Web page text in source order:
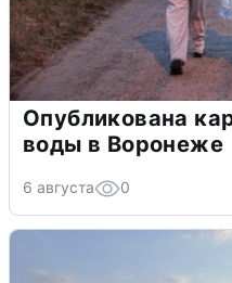
Опубликована
воды в Воронеже
6 августа 0